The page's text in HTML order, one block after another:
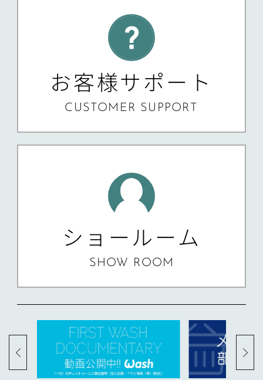
お客様サポート
CUSTOMER SUPPORT
ショールーム
SHOW ROOM